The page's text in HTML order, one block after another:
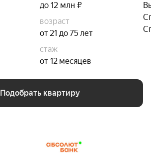
до 12 млн ₽
возраст
от 21 до 75 лет
стаж
от 12 месяцев
Подобрать квартиру